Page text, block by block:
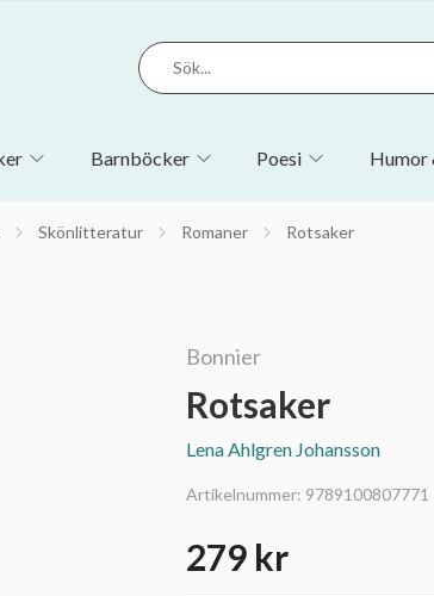
Barnböcker Poesi Humor
Skönlitteratur Romaner Rotsaker
Bonnier
Rotsaker
Lena Ahlgren Johansson
Artikelnummer: 9789100807771
279 kr